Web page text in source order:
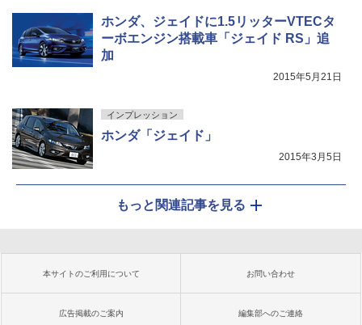
ホンダ、ジェイドに1.5リッターVTECタ
ーボエンジン搭載車「ジェイド RS」追
加
2015年5月21日
インプレッション
ホンダ「ジェイド」
2015年3月5日
もっと関連記事を見る
本サイトのご利用について お問い合わせ
広告掲載のご案内 編集部へのご連絡